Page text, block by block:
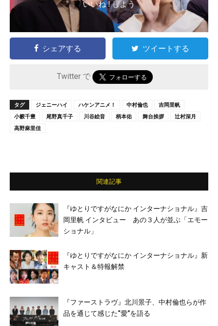
いいね ! しよう
シェアする ツイートする
Twitter で
タグ ジェニーハイ ハケンアニメ！ 中村倫也
吉岡里帆
小籔千豊
尾野真千子 川谷絵音 柄本佑 舞台挨拶
辻村深月
高野麻里佳
関連記事
『ゆとりですがなにか インターナショナル』吉
岡里帆 インタビュー あの３人が並ぶ「エモー
ショナル」
『ゆとりですがなにか インターナショナル』新
キャスト＆特報解禁
『ファーストラヴ』北川景子、中村倫也らが作
品を通じて感じた“愛”を語る